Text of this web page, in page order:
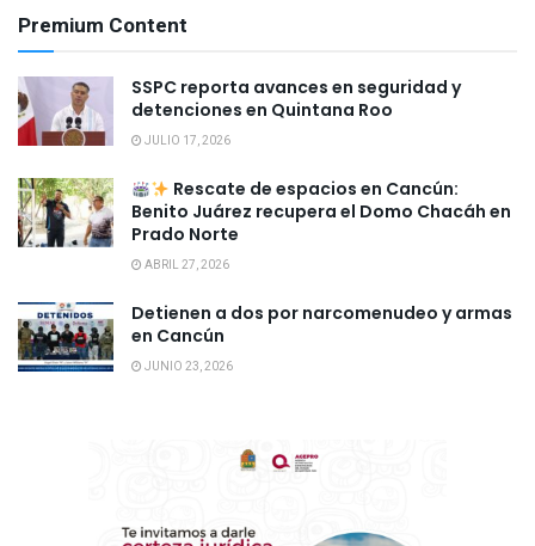
Premium Content
SSPC reporta avances en seguridad y
detenciones en Quintana Roo
JULIO 17, 2026
Rescate de espacios en Cancún:
Benito Juárez recupera el Domo Chacáh en
Prado Norte
ABRIL 27, 2026
Detienen a dos por narcomenudeo y armas
en Cancún
JUNIO 23, 2026